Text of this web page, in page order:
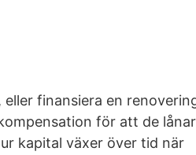
finansiera en
för att de lånar
kapital växer över tid när